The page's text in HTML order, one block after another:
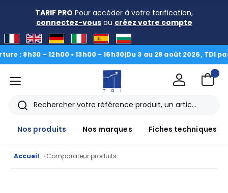
TARIF PRO Pour accéder à votre tarification,
connectez-vousou créez votre compte
8h30 – 12h00 • 13h00 - 16h30|Du 3 au 28 août 2026, TDI
menu
Rechercher
Nos produits
Nos marques Fiches techniques
Accueil › Comparateur produits